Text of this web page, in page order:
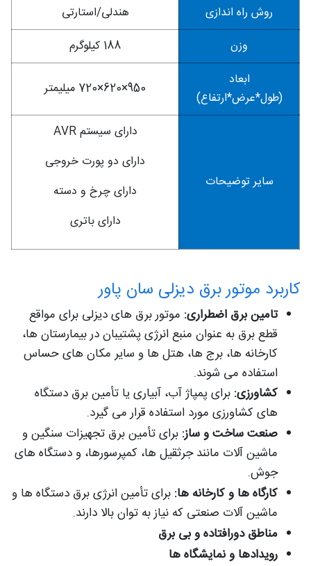
روش راه اندازی
هندلی/استارتی
وزن
188 کیلوگرم
ابعاد
(طول*عرض*ارتفاع)
950×620×720 میلیمتر
سایر توضیحات
دارای سیستم AVR
دارای دو پورت خروجی
دارای چرخ و دسته
دارای باتری
کاربرد موتور برق دیزلی سان پاور
تامین برق اضطراری: موتور برق های دیزلی برای مواقع
قطع برق به عنوان منبع انرژی پشتیبان در بیمارستان ها،
کارخانه ها، برج ها، هتل ها و سایر مکان های حساس
استفاده می شوند.
کشاورزی: برای پمپاژ آب، آبیاری یا تأمین برق دستگاه
های کشاورزی مورد استفاده قرار می گیرد.
صنعت ساخت و ساز: برای تأمین برق تجهیزات سنگین و
ماشین آلات مانند جرثقیل ها، کمپرسورها، و دستگاه های
جوش.
کارگاه ها و کارخانه ها: برای تأمین انرژی برق دستگاه ها و
ماشین آلات صنعتی که نیاز به توان بالا دارند.
مناطق دورافتاده و بی برق
رویدادها و نمایشگاه ها